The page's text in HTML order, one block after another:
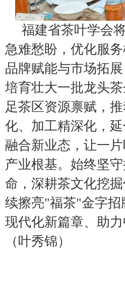
福建省茶叶学会
急难愁盼，优化服
品牌赋能与市场拓
培育壮大一批龙头
足茶区资源禀赋，
化、加工精深化，
融合新业态，让一
产业根基。始终坚
命，深耕茶文化挖
续擦亮"福茶"金字
现代化新篇章、助
（叶秀锦）